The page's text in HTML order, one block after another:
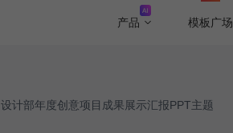
产品 模板广场
设计部年度创意项目成果展示汇报PPT主题